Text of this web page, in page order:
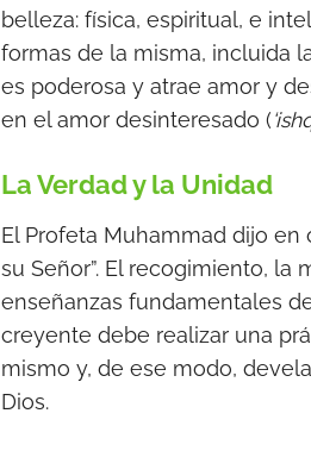
belleza: física, espiritual, e
formas de la misma, incluida
es poderosa y atrae amor y
en el amor desinteresado (
La Verdad y la Unidad
El Profeta Muhammad dijo en
su Señor”. El recogimiento,
enseñanzas fundamentales
creyente debe realizar una
mismo y, de ese modo,
Dios.